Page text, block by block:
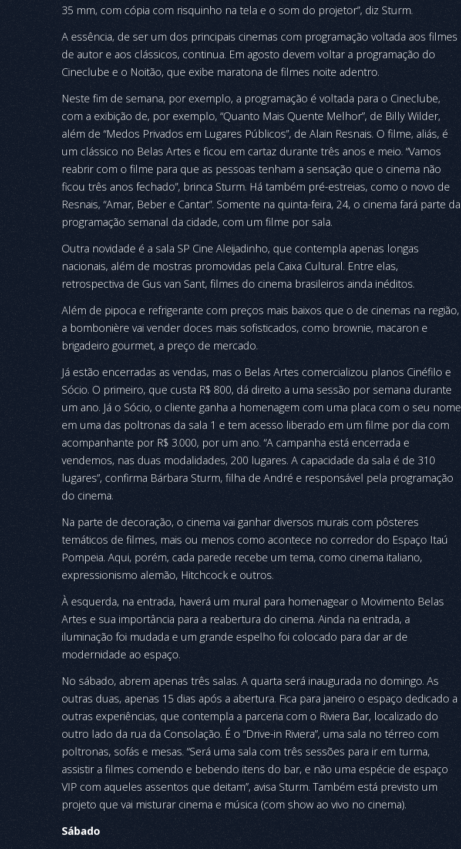
35 mm, com cópia com risquinho na tela e o som do projetor”, diz Sturm.
A essência, de ser um dos principais cinemas com programação voltada aos filmes
de autor e aos clássicos, continua. Em agosto devem voltar a programação do
Cineclube e o Noitão, que exibe maratona de filmes noite adentro.
Neste fim de semana, por exemplo, a programação é voltada para o Cineclube,
com a exibição de, por exemplo, “Quanto Mais Quente Melhor”, de Billy Wilder,
além de “Medos Privados em Lugares Públicos”, de Alain Resnais. O filme, aliás, é
um clássico no Belas Artes e ficou em cartaz durante três anos e meio. “Vamos
reabrir com o filme para que as pessoas tenham a sensação que o cinema não
ficou três anos fechado”, brinca Sturm. Há também pré-estreias, como o novo de
Resnais, “Amar, Beber e Cantar”. Somente na quinta-feira, 24, o cinema fará parte da
programação semanal da cidade, com um filme por sala.
Outra novidade é a sala SP Cine Aleijadinho, que contempla apenas longas
nacionais, além de mostras promovidas pela Caixa Cultural. Entre elas,
retrospectiva de Gus van Sant, filmes do cinema brasileiros ainda inéditos.
Além de pipoca e refrigerante com preços mais baixos que o de cinemas na região,
a bombonière vai vender doces mais sofisticados, como brownie, macaron e
brigadeiro gourmet, a preço de mercado.
Já estão encerradas as vendas, mas o Belas Artes comercializou planos Cinéfilo e
Sócio. O primeiro, que custa R$ 800, dá direito a uma sessão por semana durante
um ano. Já o Sócio, o cliente ganha a homenagem com uma placa com o seu nome
em uma das poltronas da sala 1 e tem acesso liberado em um filme por dia com
acompanhante por R$ 3.000, por um ano. “A campanha está encerrada e
vendemos, nas duas modalidades, 200 lugares. A capacidade da sala é de 310
lugares”, confirma Bárbara Sturm, filha de André e responsável pela programação
do cinema.
Na parte de decoração, o cinema vai ganhar diversos murais com pôsteres
temáticos de filmes, mais ou menos como acontece no corredor do Espaço Itaú
Pompeia. Aqui, porém, cada parede recebe um tema, como cinema italiano,
expressionismo alemão, Hitchcock e outros.
À esquerda, na entrada, haverá um mural para homenagear o Movimento Belas
Artes e sua importância para a reabertura do cinema. Ainda na entrada, a
iluminação foi mudada e um grande espelho foi colocado para dar ar de
modernidade ao espaço.
No sábado, abrem apenas três salas. A quarta será inaugurada no domingo. As
outras duas, apenas 15 dias após a abertura. Fica para janeiro o espaço dedicado a
outras experiências, que contempla a parceria com o Riviera Bar, localizado do
outro lado da rua da Consolação. É o “Drive-in Riviera”, uma sala no térreo com
poltronas, sofás e mesas. “Será uma sala com três sessões para ir em turma,
assistir a filmes comendo e bebendo itens do bar, e não uma espécie de espaço
VIP com aqueles assentos que deitam”, avisa Sturm. Também está previsto um
projeto que vai misturar cinema e música (com show ao vivo no cinema).
Sábado